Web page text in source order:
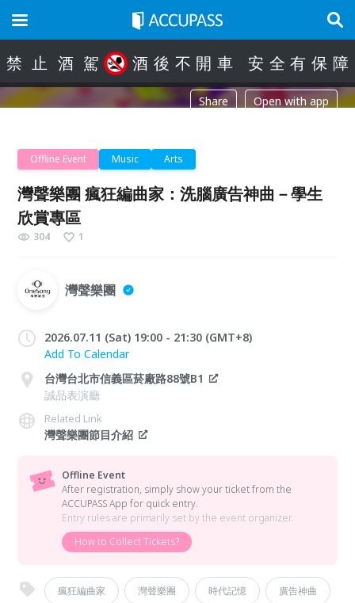
禁 止 酒 駕 酒 後 不 開 車 安 全 有 保 障
Share Open with app
Offline Event Music Arts
灣聲樂團 瘋狂編曲家：洗腦廣告神曲－學生
欣賞專區
304 1
灣聲樂團
2026.07.11 (Sat) 19:00 - 21:30 (GMT+8)
Add To Calendar
台灣台北市信義區菸廠路88號B1
誠品表演廳
Related Link
灣聲樂團節目介紹
Offline Event
After registration, simply show your ticket from the
ACCUPASS App for quick entry.
Entry rules are primarily set by the event organizer.
How to Collect Tickets?
瘋狂編曲家 灣聲樂團 時代記憶 廣告神曲